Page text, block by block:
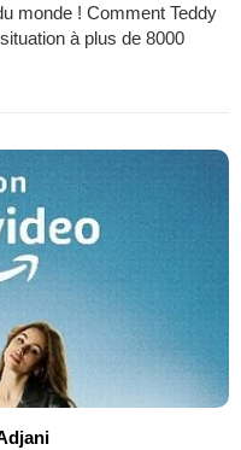
monde ! Comment Teddy
à plus de 8000